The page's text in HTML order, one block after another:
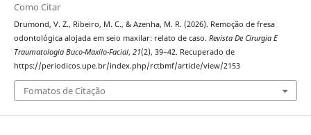
Como Citar
Drumond, V. Z., Ribeiro, M. C., & Azenha, M. R. (2026). Remoção de fresa
odontológica alojada em seio maxilar: relato de caso. Revista De Cirurgia E
Traumatologia Buco-Maxilo-Facial, 21(2), 39–42. Recuperado de
https://periodicos.upe.br/index.php/rctbmf/article/view/2153
Fomatos de Citação